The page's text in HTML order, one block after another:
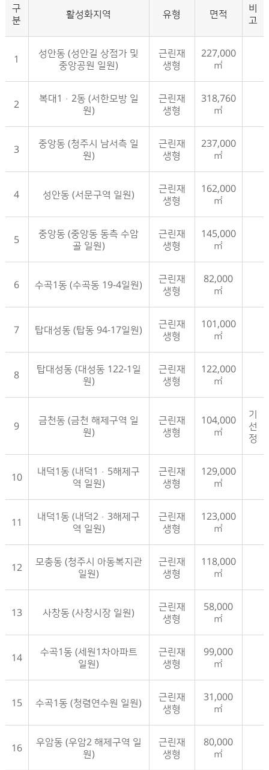
구
분
활성화지역 유형 면적
비
고
1
성안동 (성안길 상점가 및
중앙공원 일원)
근린재
생형
227,000
㎡
2
복대1·2동 (서한모방 일
원)
근린재
생형
318,760
㎡
3
중앙동 (청주시 남서측 일
원)
근린재
생형
237,000
㎡
4 성안동 (서문구역 일원)
근린재
생형
162,000
㎡
5
중앙동 (중앙동 동측 수암
골 일원)
근린재
생형
145,000
㎡
6 수곡1동 (수곡동 19-4일원)
근린재
생형
82,000
㎡
7 탑대성동 (탑동 94-17일원)
근린재
생형
101,000
㎡
8
탑대성동 (대성동 122-1일
원)
근린재
생형
122,000
㎡
9
금천동 (금천 해제구역 일
원)
근린재
생형
104,000
㎡
기
선
정
10
내덕1동 (내덕1·5해제구
역 일원)
근린재
생형
129,000
㎡
11
내덕1동 (내덕2·3해제구
역 일원)
근린재
생형
123,000
㎡
12
모충동 (청주시 아동복지관
일원)
근린재
생형
118,000
㎡
13 사창동 (사창시장 일원)
근린재
생형
58,000
㎡
14
수곡1동 (세원1차아파트
일원)
근린재
생형
99,000
㎡
15 수곡1동 (청렴연수원 일원)
근린재
생형
31,000
㎡
16
우암동 (우암2 해제구역 일
원)
근린재
생형
80,000
㎡